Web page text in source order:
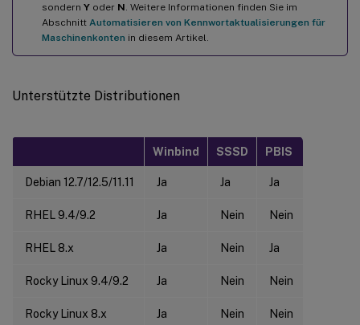
sondern Y oder N . Weitere Informationen finden Sie im
Abschnitt Automatisieren von Kennwortaktualisierungen für
Maschinenkonten in diesem Artikel.
Unterstützte Distributionen
Winbind SSSD PBIS
Debian 12.7/12.5/11.11 Ja Ja Ja
RHEL 9.4/9.2 Ja Nein Nein
RHEL 8.x Ja Nein Ja
Rocky Linux 9.4/9.2 Ja Nein Nein
Rocky Linux 8.x Ja Nein Nein